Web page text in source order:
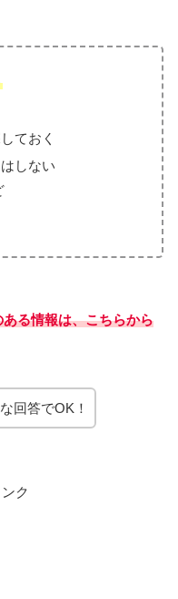
ておく
しない
る情報は、こちらから
回答でOK！
ク